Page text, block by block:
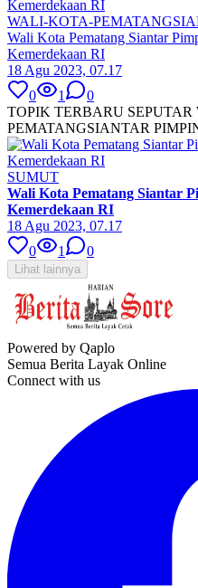
WALI-KOTA-
Wali Kota Pematang Siantar
Kemerdekaan RI
18 Agu 2023, 07.17
0
1
0
TOPIK TERBARU SEPUTAR
PEMATANGSIANTAR
SUMUT
Wali Kota Pematang Siantar
Kemerdekaan RI
18 Agu 2023, 07.17
0
1 0
Lihat lainnya
Powered by Qaplo
Semua Berita Layak Online
Connect with us